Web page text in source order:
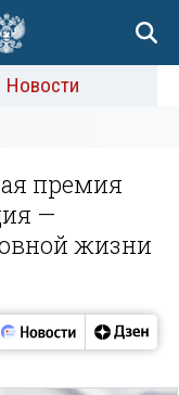
Новости
премия
—
жизни